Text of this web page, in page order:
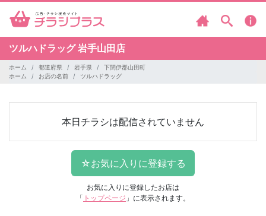
ツルハドラッグ岩手山田店
ホーム 都道府県 岩手県
下閉伊郡山田町
ホーム
お店の名前 ツルハドラッグ
本日チラシは配信されていません
お気に入りに登録したお店は
「 トップページ 」に表示されます。